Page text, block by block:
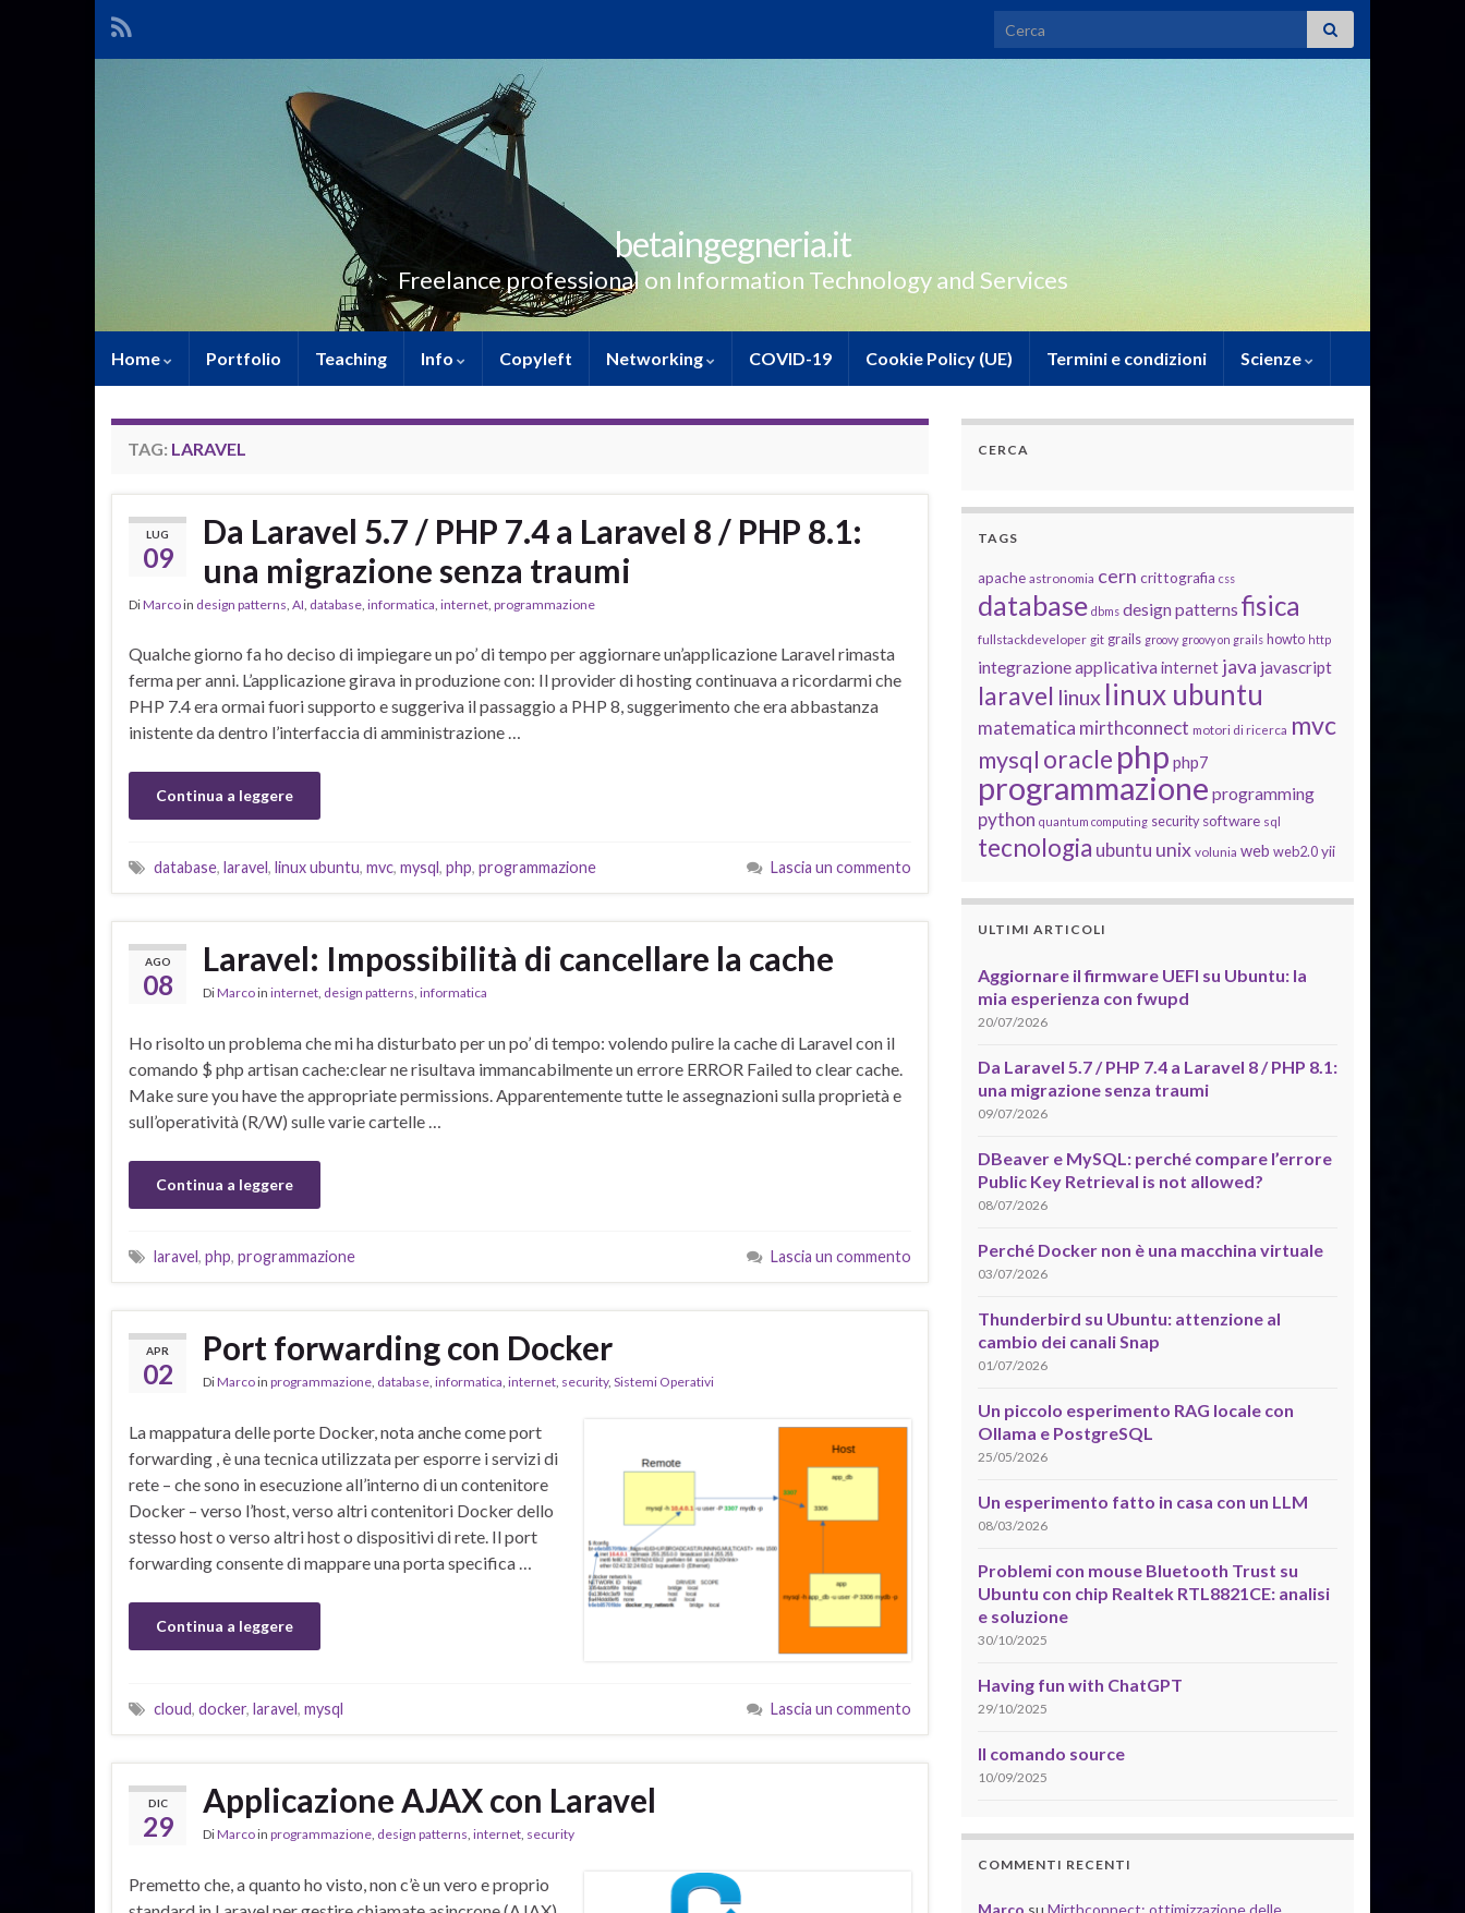
Search for:
betaingegneria.it
Freelance professional on Information Technology and Services
Home Portfolio Teaching Info Copyleft Networking COVID-19 Cookie Policy (UE) Termini e condizioni Scienze
TAG: LARAVEL
LUG
09
Da Laravel 5.7 / PHP 7.4 a Laravel 8 / PHP 8.1:
una migrazione senza traumi
DiMarcoin design patterns, AI, database, informatica, internet, programmazione
Qualche giorno fa ho deciso di impiegare un po’ di tempo per aggiornare un’applicazione Laravel rimasta
ferma per anni. L’applicazione girava in produzione con: Il provider di hosting continuava a ricordarmi che
PHP 7.4 era ormai fuori supporto e suggeriva il passaggio a PHP 8, suggerimento che era abbastanza
inistente da dentro l’interfaccia di amministrazione …
Continua a leggere
database, laravel, linux ubuntu, mvc, mysql, php, programmazione Lascia un commento
AGO
08
Laravel: Impossibilità di cancellare la cache
DiMarcoin internet, design patterns, informatica
Ho risolto un problema che mi ha disturbato per un po’ di tempo: volendo pulire la cache di Laravel con il
comando $ php artisan cache:clear ne risultava immancabilmente un errore ERROR Failed to clear cache.
Make sure you have the appropriate permissions. Apparentemente tutte le assegnazioni sulla proprietà e
sull’operatività (R/W) sulle varie cartelle …
Continua a leggere
laravel, php, programmazione Lascia un commento
APR
02
Port forwarding con Docker
DiMarcoin programmazione, database, informatica, internet, security, Sistemi Operativi
La mappatura delle porte Docker, nota anche come port
forwarding , è una tecnica utilizzata per esporre i servizi di
rete – che sono in esecuzione all’interno di un contenitore
Docker – verso l’host, verso altri contenitori Docker dello
stesso host o verso altri host o dispositivi di rete. Il port
forwarding consente di mappare una porta specifica …
Continua a leggere
cloud, docker, laravel, mysql Lascia un commento
DIC
29
Applicazione AJAX con Laravel
DiMarcoin programmazione design patterns internet security
Premetto che, a quanto ho visto, non c’è un vero e proprio
CERCA
TAGS
apache astronomia cern crittografia css
database dbms design patterns fisica
fullstackdeveloper git grails groovy groovy on grails howto http
integrazione applicativainternet java javascript
laravel linux linux ubuntu
matematica mirthconnect motori di ricerca mvc
mysql oracle php php7
programmazione programming
python quantum computing security software sql
tecnologia ubuntu unix volunia web web2.0 yii
ULTIMI ARTICOLI
Aggiornare il firmware UEFI su Ubuntu: la
mia esperienza con fwupd
20/07/2026
Da Laravel 5.7 / PHP 7.4 a Laravel 8 / PHP 8.1:
una migrazione senza traumi
09/07/2026
DBeaver e MySQL: perché compare l’errore
Public Key Retrieval is not allowed?
08/07/2026
Perché Docker non è una macchina virtuale
03/07/2026
Thunderbird su Ubuntu: attenzione al
cambio dei canali Snap
01/07/2026
Un piccolo esperimento RAG locale con
Ollama e PostgreSQL
25/05/2026
Un esperimento fatto in casa con un LLM
08/03/2026
Problemi con mouse Bluetooth Trust su
Ubuntu con chip Realtek RTL8821CE: analisi
e soluzione
30/10/2025
Having fun with ChatGPT
29/10/2025
Il comando source
10/09/2025
COMMENTI RECENTI
Marco su Mirthconnect: ottimizzazione delle